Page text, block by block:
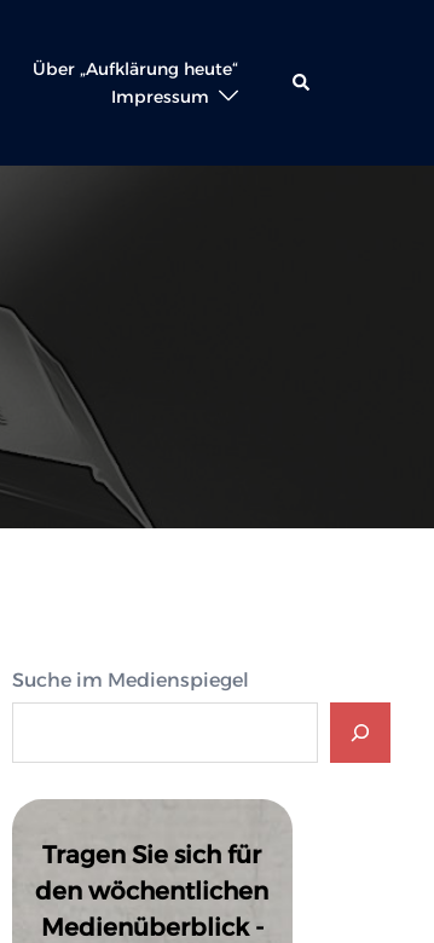
Über „Aufklärung heute“
Impressum
Suche
Suche im Medienspiegel
Tragen Sie sich für
den wöchentlichen
Medienüberblick -